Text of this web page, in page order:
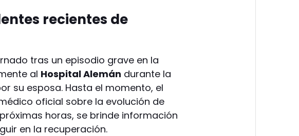
recientes de
tras un episodio grave en la
al Hospital Alemán durante la
su esposa. Hasta el momento, el
oficial sobre la evolución de
horas, se brinde información
en la recuperación.